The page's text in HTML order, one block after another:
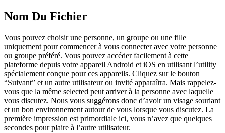
Nom Du Fichier
Vous pouvez choisir une personne, un groupe ou une fille
uniquement pour commencer à vous connecter avec votre personne
ou groupe préféré. Vous pouvez accéder facilement à cette
plateforme depuis votre appareil Android et iOS en utilisant l’utility
spécialement conçue pour ces appareils. Cliquez sur le bouton
“Suivant” et un autre utilisateur ou invité apparaîtra. Mais rappelez-
vous que la même selected peut arriver à la personne avec laquelle
vous discutez. Nous vous suggérons donc d’avoir un visage souriant
et un bon environnement autour de vous lorsque vous discutez. La
première impression est primordiale ici, vous n’avez que quelques
secondes pour plaire à l’autre utilisateur.